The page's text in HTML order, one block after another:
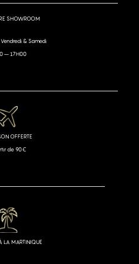
SHOWROOM
& Samedi
– 17H00
LA MARTINIQUE
OFFERTE
de 90€